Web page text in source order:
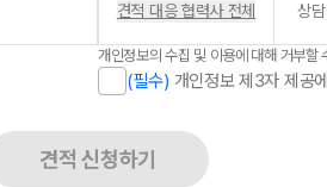
견적 대응 협력사 전체 상
개인정보의 수집 및 이용에 대해 거부할
(필수) 개인정보 제3자 제공
견적 신청하기